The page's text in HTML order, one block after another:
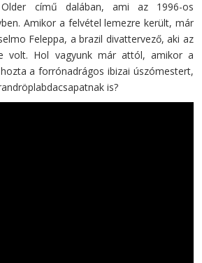
című dalában, ami az 1996-os
Amikor a felvétel lemezre került, már
Feleppa, a brazil divattervező, aki az
volt. Hol vagyunk már attól, amikor a
a forrónadrágos ibizai úszómestert,
is?